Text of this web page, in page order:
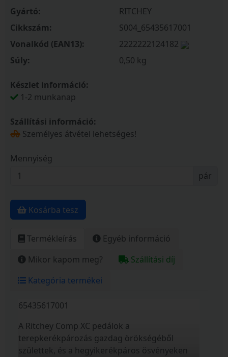
Gyártó:
RITCHEY
Cikkszám:
S004_65435617001
Vonalkód (EAN13):
2222222124182
Súly:
0,50 kg
Készlet információ:
1-2 munkanap
Szállítási információ:
Személyes átvétel lehetséges!
Mennyiség
pár
Kosárba tesz
Termékleírás
Egyéb információ
Mikor kapom meg?
Szállítási díj
Kategória termékei
65435617001
A Ritchey Comp XC pedálok a
terepkerékpározás gazdag örökségéből
születtek, és a hegyikerékpáros ösvényeken